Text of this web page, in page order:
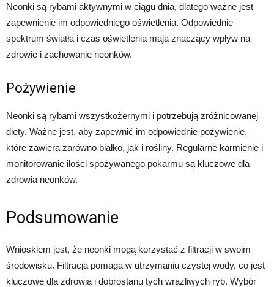
Neonki są rybami aktywnymi w ciągu dnia, dlatego ważne jest
zapewnienie im odpowiedniego oświetlenia. Odpowiednie
spektrum światła i czas oświetlenia mają znaczący wpływ na
zdrowie i zachowanie neonków.
Pożywienie
Neonki są rybami wszystkożernymi i potrzebują zróżnicowanej
diety. Ważne jest, aby zapewnić im odpowiednie pożywienie,
które zawiera zarówno białko, jak i rośliny. Regularne karmienie i
monitorowanie ilości spożywanego pokarmu są kluczowe dla
zdrowia neonków.
Podsumowanie
Wnioskiem jest, że neonki mogą korzystać z filtracji w swoim
środowisku. Filtracja pomaga w utrzymaniu czystej wody, co jest
kluczowe dla zdrowia i dobrostanu tych wrażliwych ryb. Wybór